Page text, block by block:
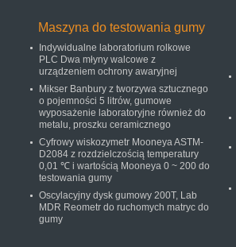
Maszyna do testowania gumy
Indywidualne laboratorium rolkowe
PLC Dwa młyny walcowe z
urządzeniem ochrony awaryjnej
Mikser Banbury z tworzywa sztucznego
o pojemności 5 litrów, gumowe
wyposażenie laboratoryjne również do
metalu, proszku ceramicznego
Cyfrowy wiskozymetr Mooneya ASTM-
D2084 z rozdzielczością temperatury
0,01 ℃ i wartością Mooneya 0 ~ 200 do
testowania gumy
Oscylacyjny dysk gumowy 200T, Lab
MDR Reometr do ruchomych matryc do
gumy